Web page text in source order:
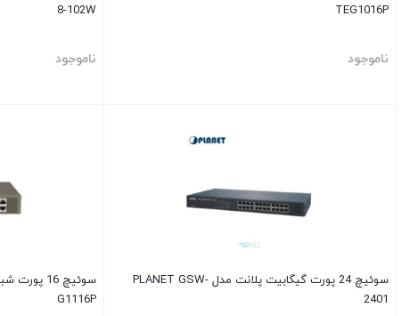
TEG1016P
ناموجود
8-102W
ناموجود
سوئیچ 24 پورت گیگابیت پلانت مدل PLANET GSW-
2401
G1116P